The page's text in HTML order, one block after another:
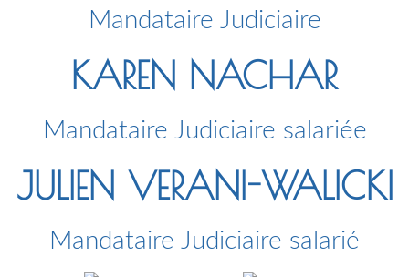
Mandataire Judiciaire
KAREN NACHAR
Mandataire Judiciaire salariée
JULIEN VERANI-WALICKI
Mandataire Judiciaire salarié